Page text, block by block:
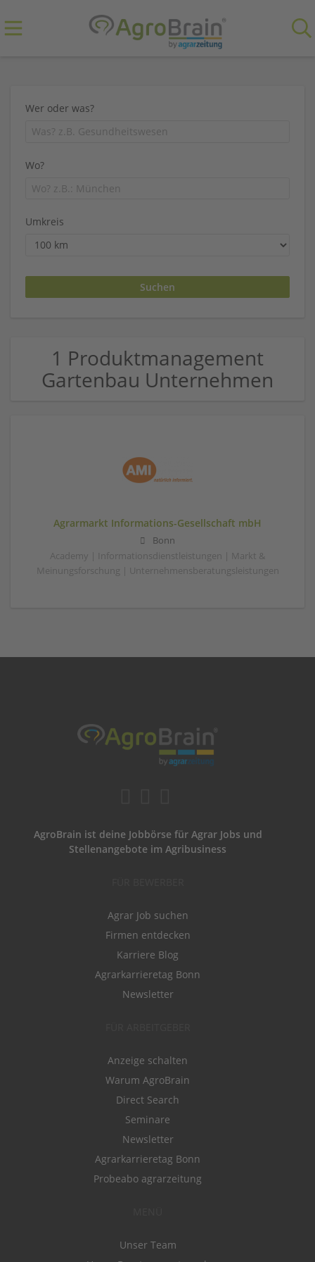
Wer oder was?
Wo?
Umkreis
1 Produktmanagement
Gartenbau Unternehmen
Agrarmarkt Informations-Gesellschaft mbH
Bonn
Academy | Informationsdienstleistungen | Markt &
Meinungsforschung | Unternehmensberatungsleistungen
AgroBrain ist deine Jobbörse für Agrar Jobs und
Stellenangebote im Agribusiness
Agrar Job suchen
Firmen entdecken
Karriere Blog
Agrarkarrieretag Bonn
Newsletter
Anzeige schalten
Warum AgroBrain
Direct Search
Seminare
Newsletter
Agrarkarrieretag Bonn
Probeabo agrarzeitung
Unser Team